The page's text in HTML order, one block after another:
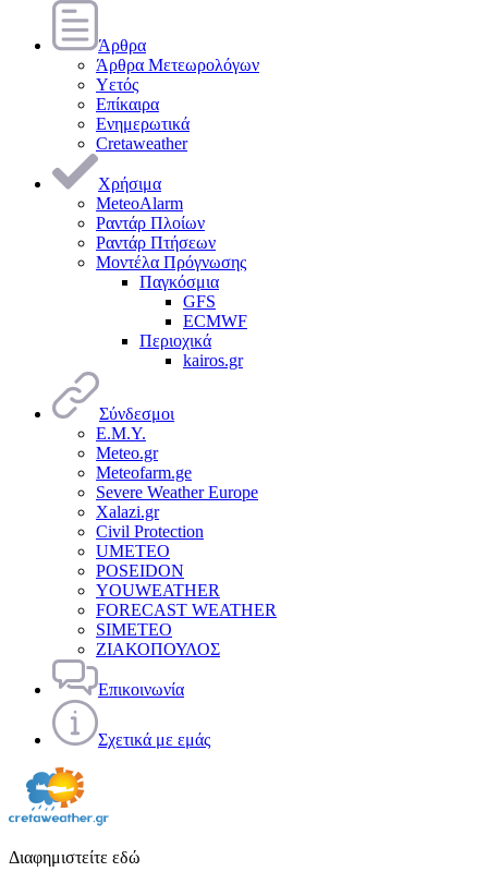
Άρθρα
Άρθρα Μετεωρολόγων
Υετός
Επίκαιρα
Ενημερωτικά
Cretaweather
Χρήσιμα
MeteoAlarm
Ραντάρ Πλοίων
Ραντάρ Πτήσεων
Μοντέλα Πρόγνωσης
Παγκόσμια
GFS
ECMWF
Περιοχικά
kairos.gr
Σύνδεσμοι
Ε.Μ.Υ.
Meteo.gr
Meteofarm.ge
Severe Weather Europe
Xalazi.gr
Civil Protection
UMETEO
POSEIDON
YOUWEATHER
FORECAST WEATHER
SIMETEO
ΖΙΑΚΟΠΟΥΛΟΣ
Επικοινωνία
Σχετικά με εμάς
Διαφημιστείτε εδώ